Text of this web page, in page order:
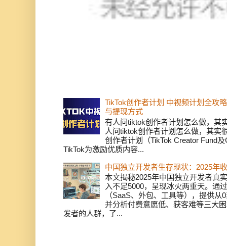
TikTok创作者计划 中视频计划全攻
与提现方式
有人问tiktok创作者计划怎么做，其
人问tiktok创作者计划怎么做，其实
创作者计划（TikTok Creator Fund
TikTok为激励优质内容...
中国独立开发者生存现状：2025年
本文揭秘2025年中国独立开发者真
入不足5000，呈现冰火两重天。通
（SaaS、外包、工具等），提供
并分析付费意愿低、获客难等三大
发者的人群，了...